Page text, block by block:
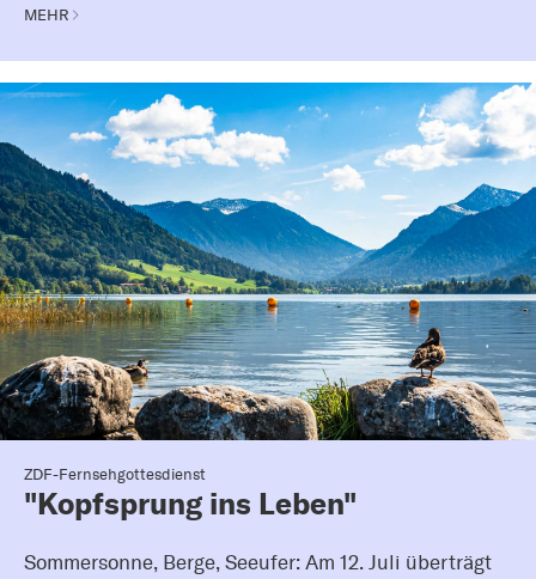
MEHR
ZDF-Fernsehgottesdienst
"Kopfsprung ins Leben"
Sommersonne, Berge, Seeufer: Am 12. Juli überträgt